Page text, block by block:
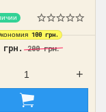
100 грн.
грн.200 грн.